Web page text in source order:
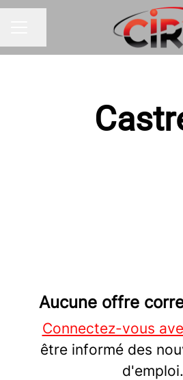
Aucune offre
Connectez-vous
être informé des
d'emploi.